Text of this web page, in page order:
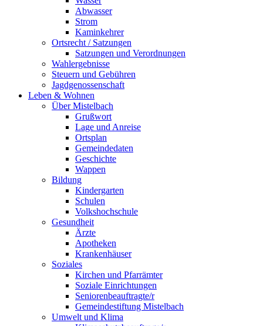
Abwasser
Strom
Kaminkehrer
Ortsrecht / Satzungen
Satzungen und Verordnungen
Wahlergebnisse
Steuern und Gebühren
Jagdgenossenschaft
Leben & Wohnen
Über Mistelbach
Grußwort
Lage und Anreise
Ortsplan
Gemeindedaten
Geschichte
Wappen
Bildung
Kindergarten
Schulen
Volkshochschule
Gesundheit
Ärzte
Apotheken
Krankenhäuser
Soziales
Kirchen und Pfarrämter
Soziale Einrichtungen
Seniorenbeauftragte/r
Gemeindestiftung Mistelbach
Umwelt und Klima